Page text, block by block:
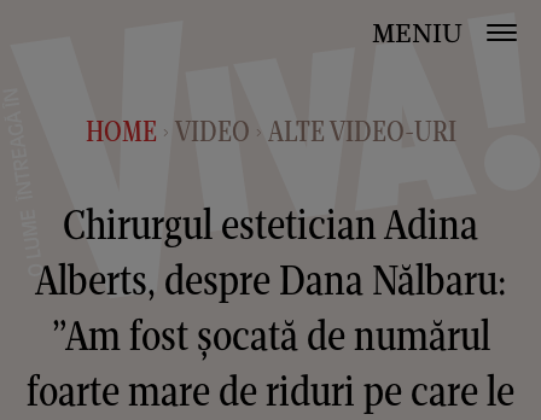
MENIU
HOME > VIDEO > ALTE VIDEO-URI
Chirurgul estetician Adina
Alberts, despre Dana Nălbaru:
”Am fost șocată de numărul
foarte mare de riduri pe care le